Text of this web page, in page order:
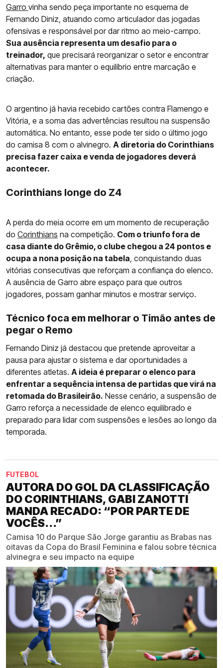
Garro vinha sendo peça importante no esquema de
Fernando Diniz, atuando como articulador das jogadas
ofensivas e responsável por dar ritmo ao meio-campo.
Sua ausência representa um desafio para o
treinador, que precisará reorganizar o setor e encontrar
alternativas para manter o equilíbrio entre marcação e
criação.
O argentino já havia recebido cartões contra Flamengo e
Vitória, e a soma das advertências resultou na suspensão
automática. No entanto, esse pode ter sido o último jogo
do camisa 8 com o alvinegro. A diretoria do Corinthians
precisa fazer caixa e venda de jogadores deverá
acontecer.
Corinthians longe do Z4
A perda do meia ocorre em um momento de recuperação
do Corinthians na competição. Com o triunfo fora de
casa diante do Grêmio, o clube chegou a 24 pontos e
ocupa a nona posição na tabela , conquistando duas
vitórias consecutivas que reforçam a confiança do elenco.
A ausência de Garro abre espaço para que outros
jogadores, possam ganhar minutos e mostrar serviço.
Técnico foca em melhorar o Timão antes de
pegar o Remo
Fernando Diniz já destacou que pretende aproveitar a
pausa para ajustar o sistema e dar oportunidades a
diferentes atletas. A ideia é preparar o elenco para
enfrentar a sequência intensa de partidas que virá na
retomada do Brasileirão. Nesse cenário, a suspensão de
Garro reforça a necessidade de elenco equilibrado e
preparado para lidar com suspensões e lesões ao longo da
temporada.
FUTEBOL
AUTORA DO GOL DA CLASSIFICAÇÃO
DO CORINTHIANS, GABI ZANOTTI
MANDA RECADO: “POR PARTE DE
VOCÊS...”
Camisa 10 do Parque São Jorge garantiu as Brabas nas
oitavas da Copa do Brasil Feminina e falou sobre técnica
alvinegra e seu impacto na equipe